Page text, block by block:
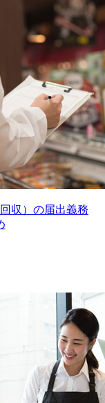
収）の届出義務